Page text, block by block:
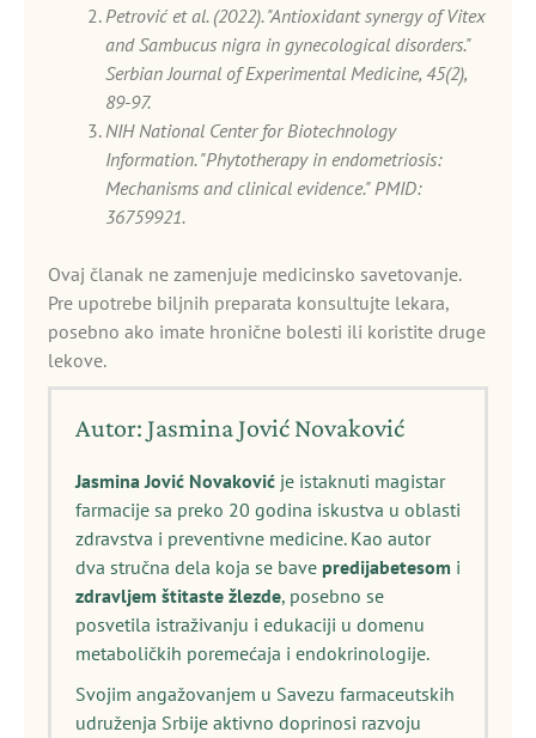
Petrović et al. (2022). "Antioxidant synergy of Vitex
and Sambucus nigra in gynecological disorders."
Serbian Journal of Experimental Medicine, 45(2),
89-97.
NIH National Center for Biotechnology
Information. "Phytotherapy in endometriosis:
Mechanisms and clinical evidence." PMID:
36759921.
Ovaj članak ne zamenjuje medicinsko savetovanje.
Pre upotrebe biljnih preparata konsultujte lekara,
posebno ako imate hronične bolesti ili koristite druge
lekove.
Autor: Jasmina Jović Novaković
Jasmina Jović Novaković je istaknuti magistar
farmacije sa preko 20 godina iskustva u oblasti
zdravstva i preventivne medicine. Kao autor
dva stručna dela koja se bave predijabetesom i
zdravljem štitaste žlezde, posebno se
posvetila istraživanju i edukaciji u domenu
metaboličkih poremećaja i endokrinologije.
Svojim angažovanjem u Savezu farmaceutskih
udruženja Srbije aktivno doprinosi razvoju